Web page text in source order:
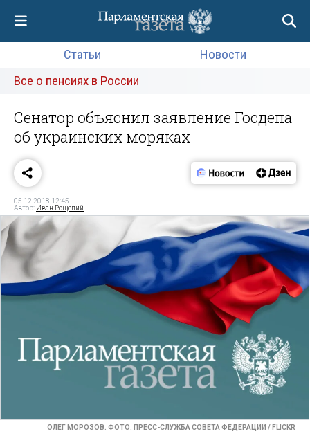
Статьи
Новости
Все о пенсиях в России
Сенатор объяснил заявление Госдепа
об украинских моряках
05.12.2018 12:45
Автор: Иван Рощепий
ОЛЕГ МОРОЗОВ. ФОТО: ПРЕСС-СЛУЖБА СОВЕТА ФЕДЕРАЦИИ / FLICKR